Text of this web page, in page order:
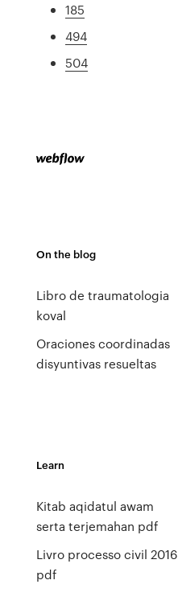
185
494
504
On the blog
Libro de traumatologia
koval
Oraciones coordinadas
disyuntivas resueltas
Learn
Kitab aqidatul awam
serta terjemahan pdf
Livro processo civil 2016
pdf